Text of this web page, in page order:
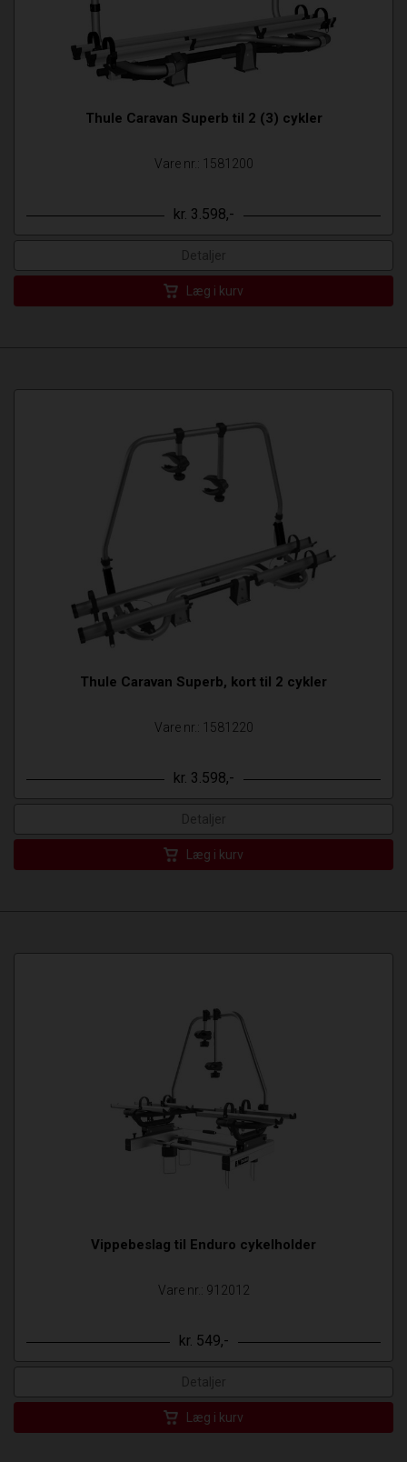
Thule Caravan Superb til 2 (3) cykler
Vare nr.: 1581200
kr. 3.598,-
Detaljer
Læg i kurv
Thule Caravan Superb, kort til 2 cykler
Vare nr.: 1581220
kr. 3.598,-
Detaljer
Læg i kurv
Vippebeslag til Enduro cykelholder
Vare nr.: 912012
kr. 549,-
Detaljer
Læg i kurv